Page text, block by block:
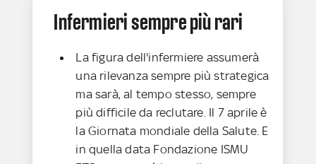
Infermieri sempre più rari
La figura dell'infermiere assumerà
una rilevanza sempre più strategica
ma sarà, al tempo stesso, sempre
più difficile da reclutare. Il 7 aprile è
la Giornata mondiale della Salute. E
in quella data Fondazione ISMU